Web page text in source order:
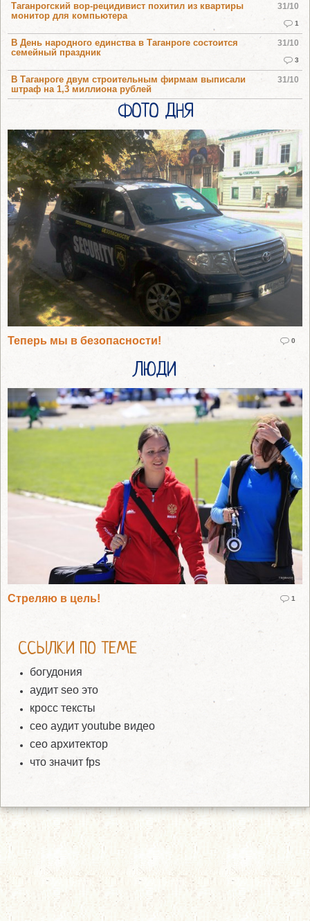
31/10
1
Таганрогский вор-рецидивист похитил из квартиры
монитор для компьютера
31/10
3
В День народного единства в Таганроге состоится
семейный праздник
31/10
В Таганроге двум строительным фирмам выписали
штраф на 1,3 миллиона рублей
ФОТО ДНЯ
Теперь мы в безопасности! 0
ЛЮДИ
Стреляю в цель! 1
ССЫЛКИ ПО ТЕМЕ
богудония
аудит seo это
кросс тексты
сео аудит youtube видео
сео архитектор
что значит fps